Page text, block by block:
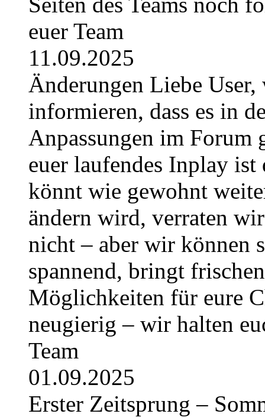
euer Team
11.09.2025
Änderungen Liebe
informieren, dass es in
Anpassungen im Forum
euer laufendes Inplay
könnt wie gewohnt
ändern wird, verraten
nicht – aber wir können
spannend, bringt
Möglichkeiten für eure
neugierig – wir halten
Team
01.09.2025
Erster Zeitsprung –